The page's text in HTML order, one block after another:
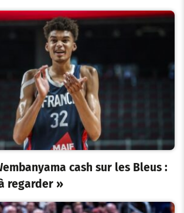
cash sur les Bleus :
regarder »